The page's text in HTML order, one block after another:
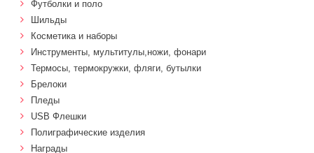
Футболки и поло
Шильды
Косметика и наборы
Инструменты, мультитулы,ножи, фонари
Термосы, термокружки, фляги, бутылки
Брелоки
Пледы
USB Флешки
Полиграфические изделия
Награды